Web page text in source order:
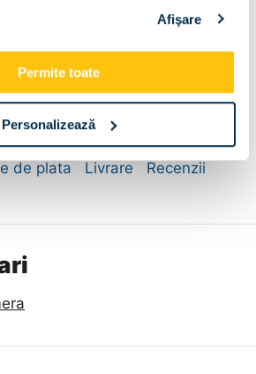
Afişare
Permite toate
Personalizează
de plata Livrare Recenzii